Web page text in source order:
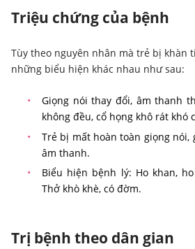
Triệu chứng của bệnh
Tùy theo nguyên nhân mà trẻ bị khàn
những biểu hiện khác nhau như sau:
Giọng nói thay đổi, âm thanh
không đều, cổ họng khô rát khó
Trẻ bị mất hoàn toàn giọng nói,
âm thanh.
Biểu hiện bệnh lý: Ho khan,
Thở khò khè, có đờm.
Trị bệnh theo dân gian